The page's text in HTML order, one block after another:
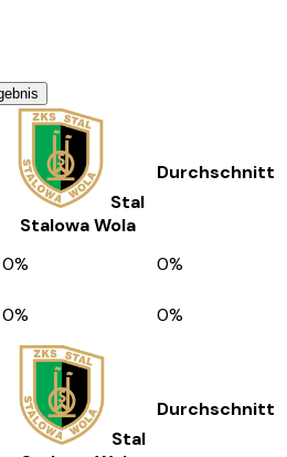
Stal
Stalowa Wola
Durchschnitt
0% 0%
0% 0%
Stal
Durchschnitt